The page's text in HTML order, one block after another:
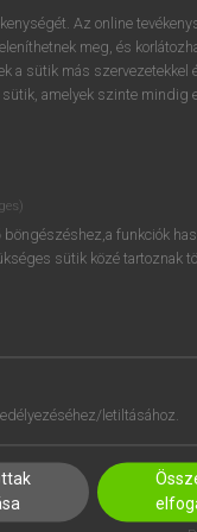
Az online
meg, és
a sütik más szervezetekkel
amelyek szinte mindig
funkciók
sütik közé tartoznak
letiltásához.